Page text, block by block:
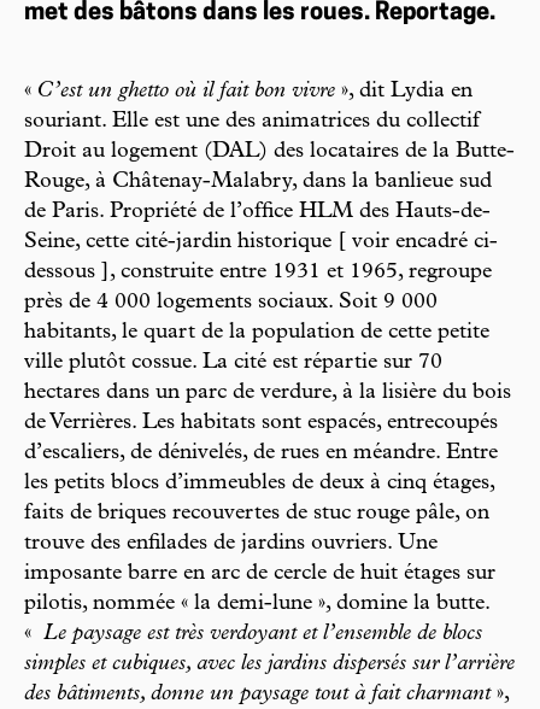
met des bâtons dans les roues. Reportage.
« C’est un ghetto où il fait bon vivre », dit Lydia en
souriant. Elle est une des animatrices du collectif
Droit au logement (DAL) des locataires de la Butte-
Rouge, à Châtenay-Malabry, dans la banlieue sud
de Paris. Propriété de l’office HLM des Hauts-de-
Seine, cette cité-jardin historique [ voir encadré ci-
dessous ], construite entre 1931 et 1965, regroupe
près de 4 000 logements sociaux. Soit 9 000
habitants, le quart de la population de cette petite
ville plutôt cossue. La cité est répartie sur 70
hectares dans un parc de verdure, à la lisière du bois
de Verrières. Les habitats sont espacés, entrecoupés
d’escaliers, de dénivelés, de rues en méandre. Entre
les petits blocs d’immeubles de deux à cinq étages,
faits de briques recouvertes de stuc rouge pâle, on
trouve des enfilades de jardins ouvriers. Une
imposante barre en arc de cercle de huit étages sur
pilotis, nommée « la demi-lune », domine la butte.
« Le paysage est très verdoyant et l’ensemble de blocs
simples et cubiques, avec les jardins dispersés sur l’arrière
des bâtiments, donne un paysage tout à fait charmant»,